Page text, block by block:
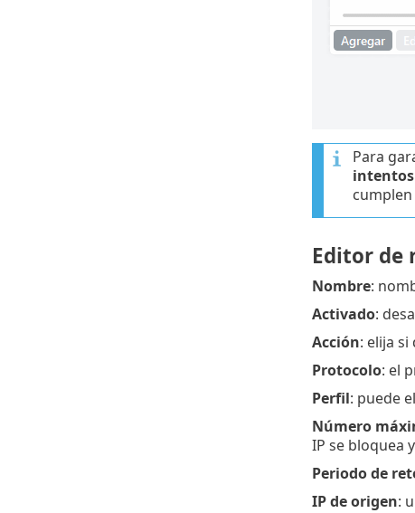
Para
intentos
Editor de
Nombre:
Activado:
Acción: elija si
Protocolo: el
Perfil: puede
Número
IP se bloquea
Periodo de
IP de origen: